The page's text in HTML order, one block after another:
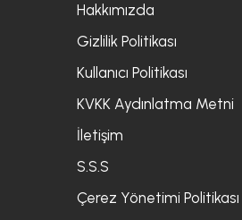
Hakkımızda
Gizlilik Politikası
Kullanıcı Politikası
KVKK Aydınlatma Metni
İletişim
S.S.S
Çerez Yönetimi Politikası